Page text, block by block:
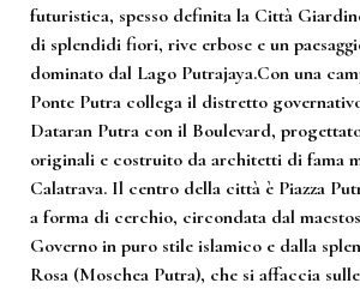
futuristica, spesso definita la Città
di splendidi fiori, rive erbose e un
dominato dal Lago Putrajaya.Con una
Ponte Putra collega il distretto
Dataran Putra con il Boulevard,
originali e costruito da architetti di fama
Calatrava. Il centro della città è Piazza
a forma di cerchio, circondata dal
Governo in puro stile islamico e dalla
Rosa (Moschea Putra), che si affaccia